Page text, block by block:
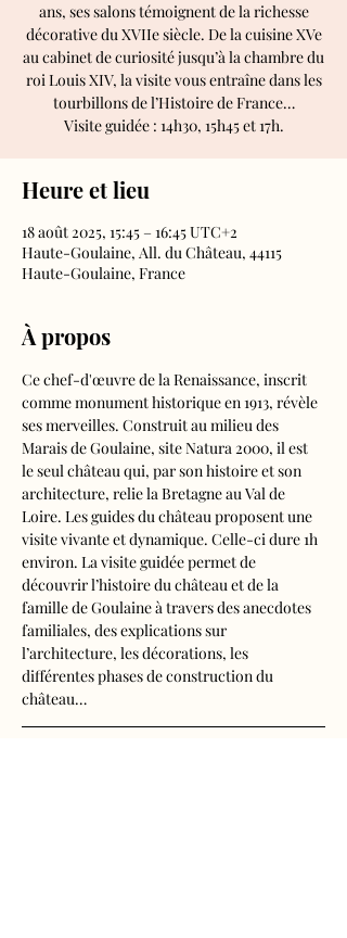
ans, ses salons témoignent de la richesse
décorative du XVIIe siècle. De la cuisine XVe
au cabinet de curiosité jusqu’à la chambre du
roi Louis XIV, la visite vous entraîne dans les
tourbillons de l’Histoire de France…
Visite guidée : 14h30, 15h45 et 17h.
Heure et lieu
18 août 2025, 15:45 – 16:45 UTC+2
Haute-Goulaine, All. du Château, 44115
Haute-Goulaine, France
À propos
Ce chef-d'œuvre de la Renaissance, inscrit
comme monument historique en 1913, révèle
ses merveilles. Construit au milieu des
Marais de Goulaine, site Natura 2000, il est
le seul château qui, par son histoire et son
architecture, relie la Bretagne au Val de
Loire. Les guides du château proposent une
visite vivante et dynamique. Celle-ci dure 1h
environ. La visite guidée permet de
découvrir l’histoire du château et de la
famille de Goulaine à travers des anecdotes
familiales, des explications sur
l’architecture, les décorations, les
différentes phases de construction du
château…